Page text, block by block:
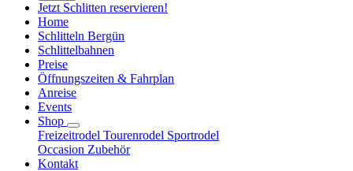
Jetzt Schlitten reservieren!
Home
Schlitteln Bergün
Schlittelbahnen
Preise
Öffnungszeiten & Fahrplan
Anreise
Events
Shop
Freizeitrodel Tourenrodel Sportrodel
Occasion Zubehör
Kontakt